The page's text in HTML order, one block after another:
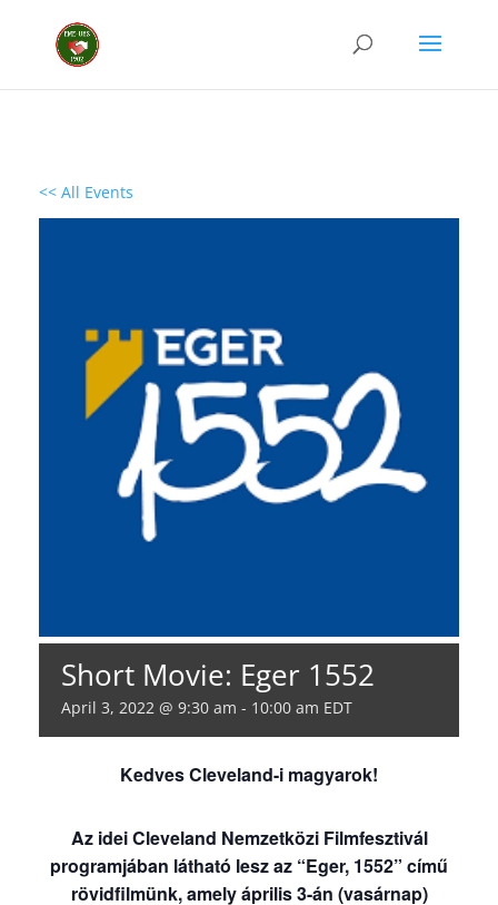
<< All Events
Short Movie: Eger 1552
April 3, 2022 @ 9:30 am - 10:00 am EDT
Kedves Cleveland-i magyarok!
Az idei Cleveland Nemzetközi Filmfesztivál
programjában látható lesz az “Eger, 1552” című
rövidfilmünk, amely április 3-án (vasárnap)